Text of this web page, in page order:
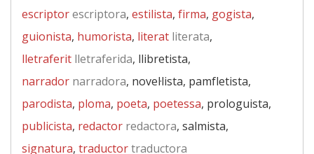
escriptorescriptora, estilista, firma, gogista,
guionista, humorista, literat literata,
lletraferit lletraferida, llibretista,
narrador narradora, novel·lista, pamfletista,
parodista, ploma, poeta, poetessa, prologuista,
publicista, redactor redactora, salmista,
signatura, traductortraductora